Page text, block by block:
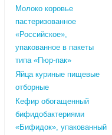
Молоко коровье
пастеризованное
«Российское»,
упакованное в пакеты
типа «Пюр-пак»
Яйца куриные пищевые
отборные
Кефир обогащенный
бифидобактериями
«Бифидок», упакованный